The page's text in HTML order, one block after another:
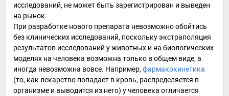
исследований, не может быть зарегистрирован и выведен
на рынок.
При разработке нового препарата невозможно обойтись
без клинических исследований, поскольку экстраполяция
результатов исследований у животных и на биологических
моделях на человека возможна только в общем виде, а
иногда невозможна вовсе. Например, фармакокинетика
(то, как лекарство попадает в кровь, распределяется в
организме и выводится из него) у человека отличается